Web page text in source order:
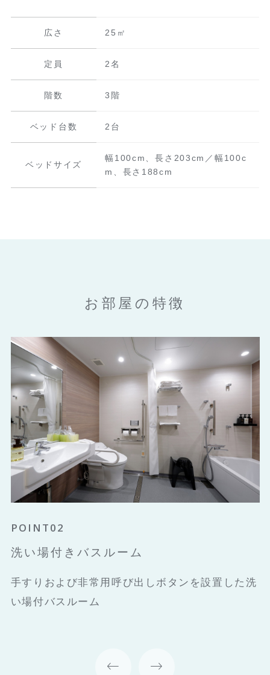
広さ 25㎡
定員 2名
階数 3階
ベッド台数 2台
ベッドサイズ
幅100cm、長さ203cm／幅100c
m、長さ188cm
お部屋の特徴
POINT01
すべてのお客様が快適にお過ごしいただ
車椅子でのスムーズな移動や方向転換を行えるよ
POINT02
洗い場付きバスルーム
手すりおよび非常用呼び出しボタンを設置した洗
い場付バスルーム
POINT03
都シティオリジナルベッド
シモンズ社と共同開発した都シティオリジナルベ
ッドをご用意しています。